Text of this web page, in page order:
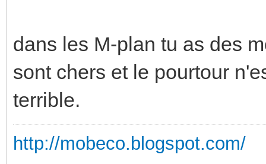
dans les M-plan tu as des
sont chers et le pourtour
terrible.
http://mobeco.blogspot.com/